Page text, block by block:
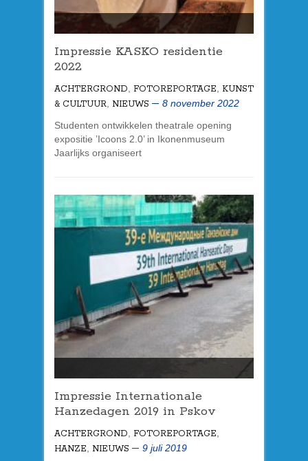
Impressie KASKO residentie
2022
ACHTERGROND FOTOREPORTAGE KUNST
& CULTUUR NIEUWS
8 november 2022
Studenten ontwikkelen theatrale opening
expositie ’Icoons 2.0’ in Ikonenmuseum
Jaarlijks organiseert
Impressie Internationale
Hanzedagen 2019 in Pskov
ACHTERGROND, FOTOREPORTAGE,
HANZE, NIEUWS
9 juli 2019